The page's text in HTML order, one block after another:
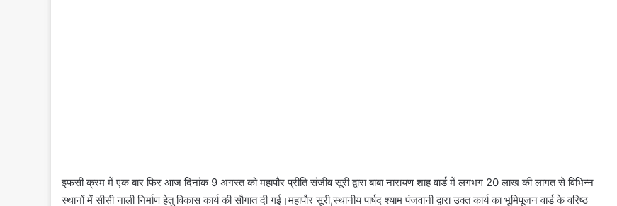
इफसी क्रम में एक बार फिर आज दिनांक 9 अगस्त को महापौर प्रीति संजीव सूरी द्वारा बाबा नारायण शाह वार्ड में लगभग 20 लाख की लागत से विभिन्न
स्थानों में सीसी नाली निर्माण हेतु विकास कार्य की सौगात दी गई।महापौर सूरी,स्थानीय पार्षद श्याम पंजवानी द्वारा उक्त कार्य का भूमिपूजन वार्ड के वरिष्ठ